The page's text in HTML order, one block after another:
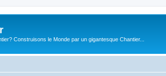
Construisons le Monde par un gigantesque Chantier...